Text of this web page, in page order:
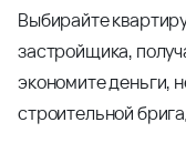
Выбирайте
застройщика,
экономите деньги,
строительной